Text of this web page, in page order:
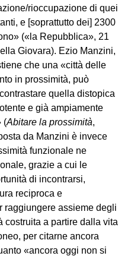
rioccupazione di quei
e [soprattutto dei] 2300
(«la Repubblica», 21
Giovara). Ezio Manzini,
che una «città delle
in prossimità, può
quella distopica
e già ampiamente
(Abitare la prossimità,
da Manzini è invece
funzionale ne
grazie a cui le
di incontrarsi,
reciproca e
raggiungere assieme degli
costruita a partire dalla vita
per citarne ancora
«ancora oggi non si